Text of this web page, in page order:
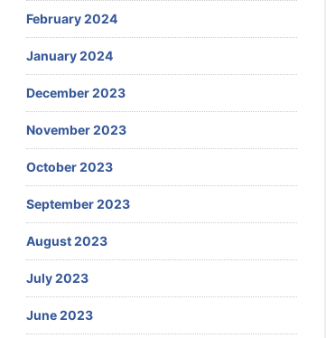
February 2024
January 2024
December 2023
November 2023
October 2023
September 2023
August 2023
July 2023
June 2023